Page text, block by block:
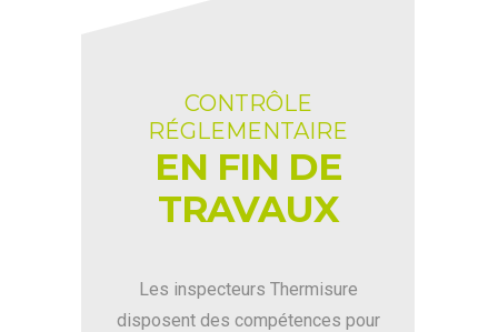
CONTRÔLE
RÉGLEMENTAIRE
EN FIN DE
TRAVAUX
Les inspecteurs Thermisure
disposent des compétences pour